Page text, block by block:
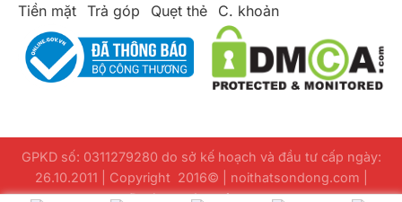
Tiền mặt Trả góp Quẹt thẻ C. khoản
GPKD số: 0311279280 do sở kế hoạch và đầu tư cấp ngày:
26.10.2011 | Copyright 2016© | noithatsondong.com |
Designwebuuviet.com